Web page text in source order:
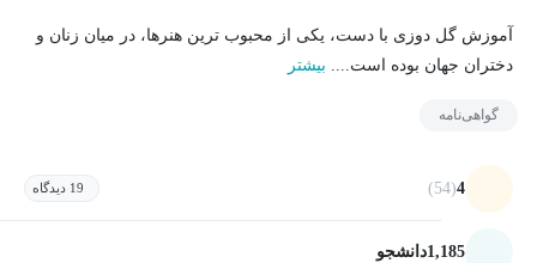
آموزش گل دوزی با دست، یکی از محبوب ترین هنرها، در میان زنان و
دختران جهان بوده است.... بیشتر
گواهی‌نامه
4
(54) 19 دیدگاه
1,185دانشجو